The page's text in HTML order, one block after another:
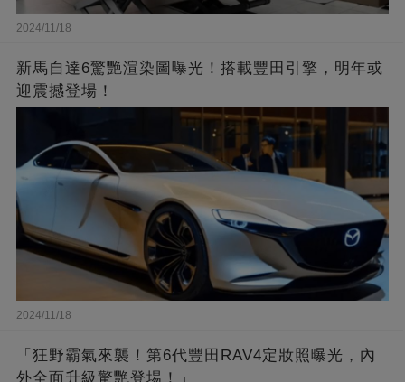
2024/11/18
新馬自達6驚艷渲染圖曝光！搭載豐田引擎，明年或
迎震撼登場！
2024/11/18
「狂野霸氣來襲！第6代豐田RAV4定妝照曝光，內
外全面升級驚艷登場！」